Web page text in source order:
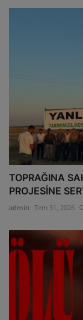
TOPRAĞINA
PROJESİNE
admin Tem 31, 2026